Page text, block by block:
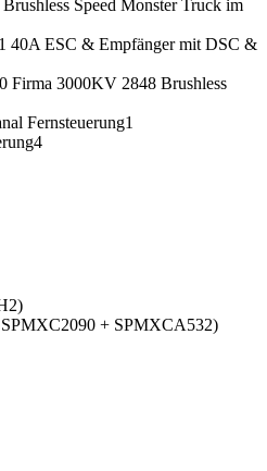
Speed Monster Truck im
40A ESC & Empfänger mit DSC &
Firma 3000KV 2848 Brushless
Fernsteuerung1
4
+ SPMXCA532)